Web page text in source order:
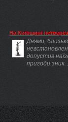
На Київщині
Днями,
допустив
пригоди зник.